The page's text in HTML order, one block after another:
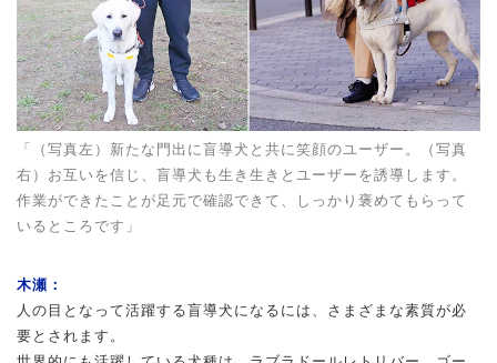
「（写真左）新たな門出に盲導犬と共に笑顔のユーザー。（写真
右）お互いを信じ、盲導犬も生き生きとユーザーを誘導します。
作業ができたことが足元で確認できて、しっかり褒めてもらって
いるところです」
木瀬：
人の目となって活躍する盲導犬になるには、さまざまな素質が必
要とされます。